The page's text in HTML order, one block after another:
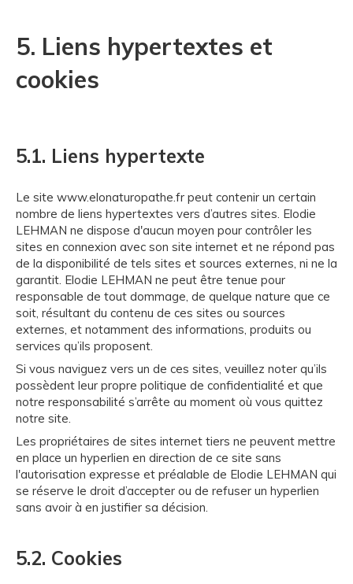
5. Liens hypertextes et
cookies
5.1. Liens hypertexte
Le site www.elonaturopathe.fr peut contenir un certain
nombre de liens hypertextes vers d’autres sites. Elodie
LEHMAN ne dispose d'aucun moyen pour contrôler les
sites en connexion avec son site internet et ne répond pas
de la disponibilité de tels sites et sources externes, ni ne la
garantit. Elodie LEHMAN ne peut être tenue pour
responsable de tout dommage, de quelque nature que ce
soit, résultant du contenu de ces sites ou sources
externes, et notamment des informations, produits ou
services qu’ils proposent.
Si vous naviguez vers un de ces sites, veuillez noter qu’ils
possèdent leur propre politique de confidentialité et que
notre responsabilité s’arrête au moment où vous quittez
notre site.
Les propriétaires de sites internet tiers ne peuvent mettre
en place un hyperlien en direction de ce site sans
l'autorisation expresse et préalable de Elodie LEHMAN qui
se réserve le droit d’accepter ou de refuser un hyperlien
sans avoir à en justifier sa décision.
5.2. Cookies